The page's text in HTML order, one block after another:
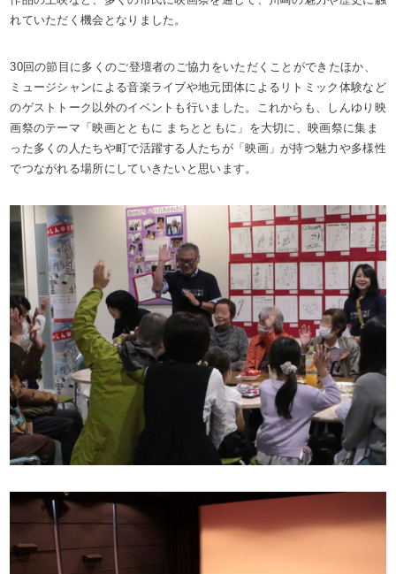
れていただく機会となりました。
30回の節目に多くのご登壇者のご協力をいただくことができたほか、
ミュージシャンによる音楽ライブや地元団体によるリトミック体験など
のゲストトーク以外のイベントも行いました。これからも、しんゆり映
画祭のテーマ「映画とともに まちとともに」を大切に、映画祭に集ま
った多くの人たちや町で活躍する人たちが「映画」が持つ魅力や多様性
でつながれる場所にしていきたいと思います。